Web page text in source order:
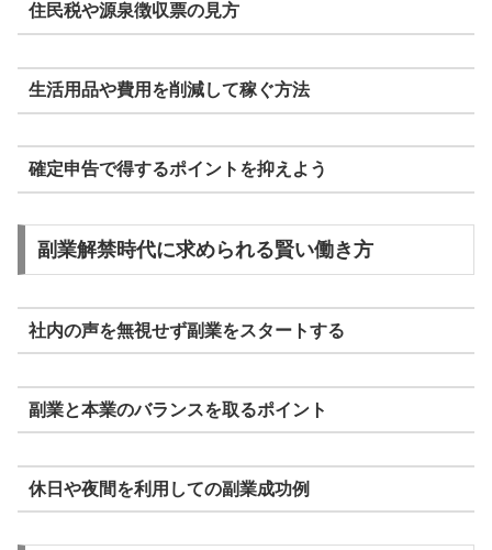
住民税や源泉徴収票の見方
生活用品や費用を削減して稼ぐ方法
確定申告で得するポイントを抑えよう
副業解禁時代に求められる賢い働き方
社内の声を無視せず副業をスタートする
副業と本業のバランスを取るポイント
休日や夜間を利用しての副業成功例